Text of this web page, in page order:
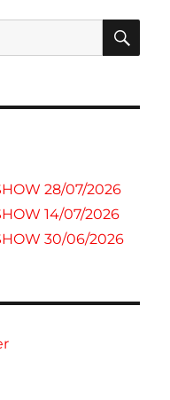
28/07/2026
14/07/2026
30/06/2026